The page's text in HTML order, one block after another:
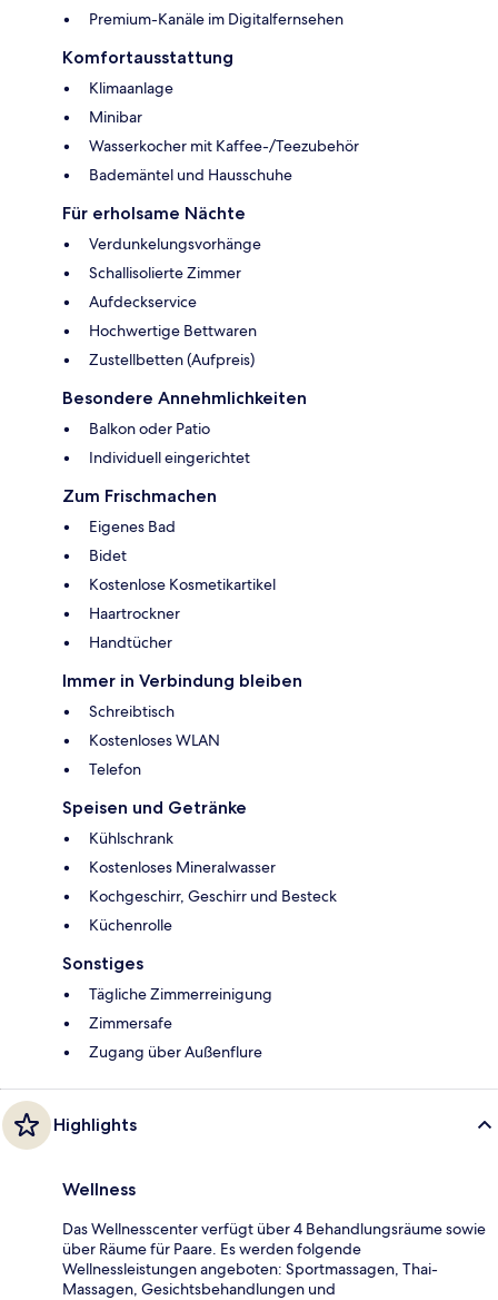
Premium-Kanäle im Digitalfernsehen
Komfortausstattung
Klimaanlage
Minibar
Wasserkocher mit Kaffee-/Teezubehör
Bademäntel und Hausschuhe
Für erholsame Nächte
Verdunkelungsvorhänge
Schallisolierte Zimmer
Aufdeckservice
Hochwertige Bettwaren
Zustellbetten (Aufpreis)
Besondere Annehmlichkeiten
Balkon oder Patio
Individuell eingerichtet
Zum Frischmachen
Eigenes Bad
Bidet
Kostenlose Kosmetikartikel
Haartrockner
Handtücher
Immer in Verbindung bleiben
Schreibtisch
Kostenloses WLAN
Telefon
Speisen und Getränke
Kühlschrank
Kostenloses Mineralwasser
Kochgeschirr, Geschirr und Besteck
Küchenrolle
Sonstiges
Tägliche Zimmerreinigung
Zimmersafe
Zugang über Außenflure
Highlights
Wellness
Das Wellnesscenter verfügt über 4 Behandlungsräume sowie
über Räume für Paare. Es werden folgende
Wellnessleistungen angeboten: Sportmassagen, Thai-
Massagen, Gesichtsbehandlungen und